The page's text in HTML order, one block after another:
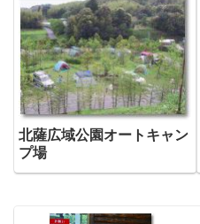
北薩広域公園オートキャン
プ場